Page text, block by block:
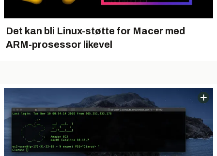
Det kan bli Linux-støtte for Macer med
ARM-prosessor likevel